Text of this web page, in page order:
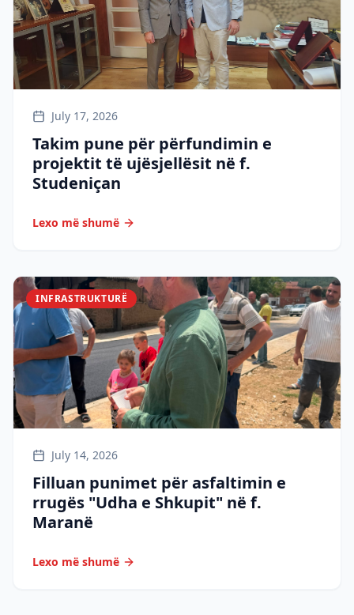
July 17, 2026
Takim pune për përfundimin e
projektit të ujësjellësit në f.
Studeniçan
Lexo më shumë
INFRASTRUKTURË
July 14, 2026
Filluan punimet për asfaltimin e
rrugës "Udha e Shkupit" në f.
Maranë
Lexo më shumë